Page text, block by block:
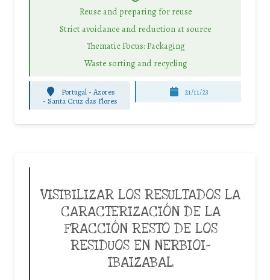
Reuse and preparing for reuse
Strict avoidance and reduction at source
Thematic Focus: Packaging
Waste sorting and recycling
Portugal - Azores
- Santa Cruz das Flores
21/11/23
VISIBILIZAR LOS RESULTADOS LA
CARACTERIZACIÓN DE LA
FRACCIÓN RESTO DE LOS
RESIDUOS EN NERBIOI-
IBAIZABAL